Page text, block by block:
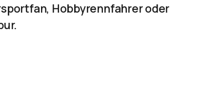
Hobbyrennfahrer oder